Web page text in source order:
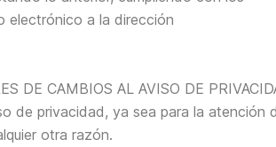
electrónico a la dirección
DE CAMBIOS AL AVISO DE
de privacidad, ya sea para la atención
otra razón.